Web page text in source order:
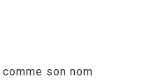
son nom